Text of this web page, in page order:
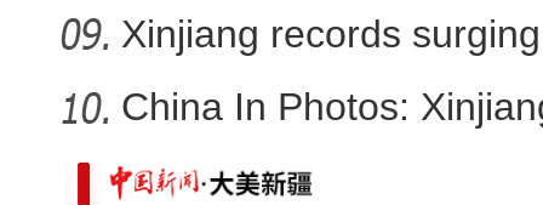
全国青少年女子足球民族团
Xinjiang records
China In Photos: